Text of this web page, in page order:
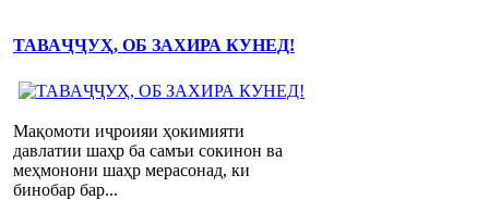
ТАВАҶҶУҲ, ОБ ЗАХИРА КУНЕД!
Мақомоти иҷроияи ҳокимияти
давлатии шаҳр ба самъи сокинон ва
меҳмонони шаҳр мерасонад, ки
бинобар бар...